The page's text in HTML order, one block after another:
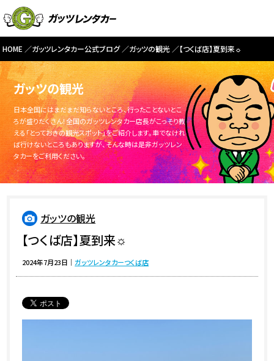
HOME ガッツレンタカー公式ブログ ガッツの観光 【つくば店】夏到来☼
ガッツの観光
日本全国にはまだまだ知らないところ、行ったことないとこ
ろが盛りだくさん！全国のガッツレンタカー店長がこっそり教
える「とっておきの観光スポット」をご紹介します。車でなけれ
ば行けないところもありますが、そんな時は是非ガッツレン
タカーをご利用ください。
ガッツの観光
【つくば店】夏到来☼
2024年7月23日 ｜ガッツレンタカーつくば店